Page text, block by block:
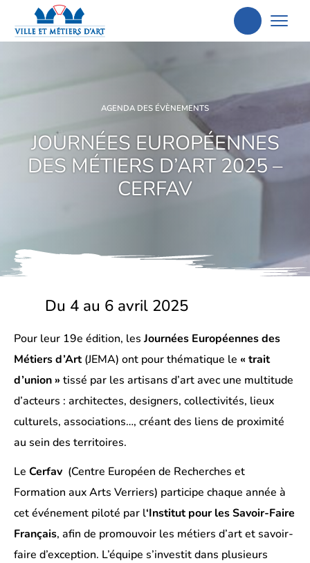
Aller
recherche
AGENDA DES ÉVÈNEMENTS
JOURNÉES EUROPÉENNES
DES MÉTIERS D’ART 2025 –
CERFAV
Du 4 au 6 avril 2025
Pour leur 19e édition, lesJournées Européennes des
Métiers d’Art(JEMA) ont pour thématique le « trait
d’union » tissé par les artisans d’art avec une multitude
d’acteurs : architectes, designers, collectivités, lieux
culturels, associations…, créant des liens de proximité
au sein des territoires.
Le Cerfav (Centre Européen de Recherches et
Formation aux Arts Verriers) participe chaque année à
cet événement piloté par l‘Institut pour les Savoir-Faire
Français, afin de promouvoir les métiers d’art et savoir-
faire d’exception. L’équipe s’investit dans plusieurs